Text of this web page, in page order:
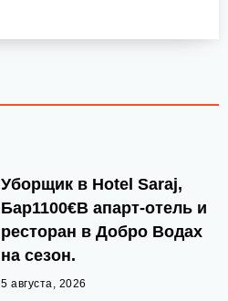
Уборщик в Hotel Saraj,
Бар1100€В апарт-отель и
ресторан в Добро Водах
на сезон.
5 августа, 2026